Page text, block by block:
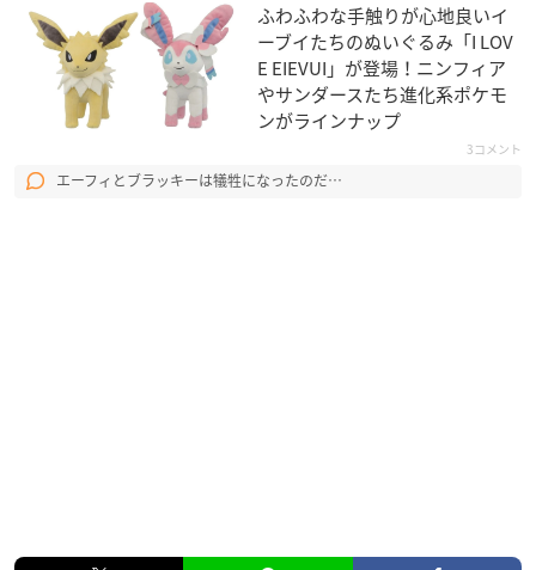
ふわふわな手触りが心地良いイ
ーブイたちのぬいぐるみ「I LOV
E EIEVUI」が登場！ニンフィア
やサンダースたち進化系ポケモ
ンがラインナップ
3コメント
エーフィとブラッキーは犠牲になったのだ…